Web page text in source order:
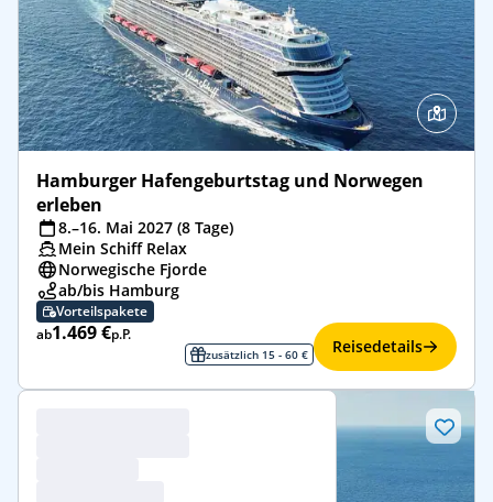
Hamburger Hafengeburtstag und Norwegen
erleben
8.–16. Mai 2027 (8 Tage)
Mein Schiff Relax
Norwegische Fjorde
ab/bis Hamburg
Vorteilspakete
ab1.469 €p.P.
zusätzlich 15 - 60 € Reisedetails